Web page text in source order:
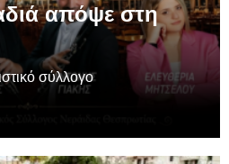
απόψε στη
σύλλογο